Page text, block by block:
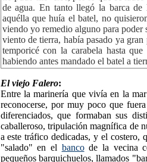
de agua. En tanto llegó la barca de
aquélla que huía el batel, no
viendo yo remedio alguno para poder
viento de tierra, había pasado ya
temporicé con la carabela hasta
habiendo antes mandado el batel a
El viejo Falero:
Entre la marinería que vivía en la
reconocerse, por muy poco que
diferenciados, que formaban sus
caballeroso, tripulación magnífica de
a este tráfico dedicadas, y el costero,
"salado" en el bancode la vecina
pequeños barquichuelos, llamados